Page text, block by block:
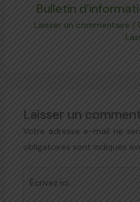
Bulletin
Laisser un commentaire /
Laisser un
Votre adresse e-mail ne
obligatoires sont indiqués